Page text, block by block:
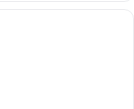
Ein Hotelzimmer mit einem großen